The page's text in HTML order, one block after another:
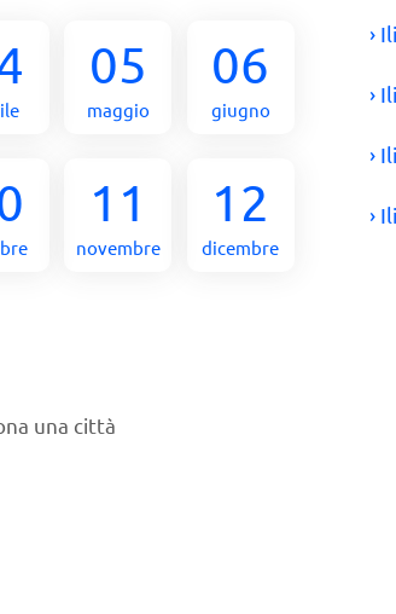
05
maggio
06
giugno
11
novembre
12
dicembre
›
›
›
›
una città